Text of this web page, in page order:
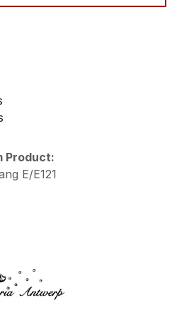
Product:
E/E121